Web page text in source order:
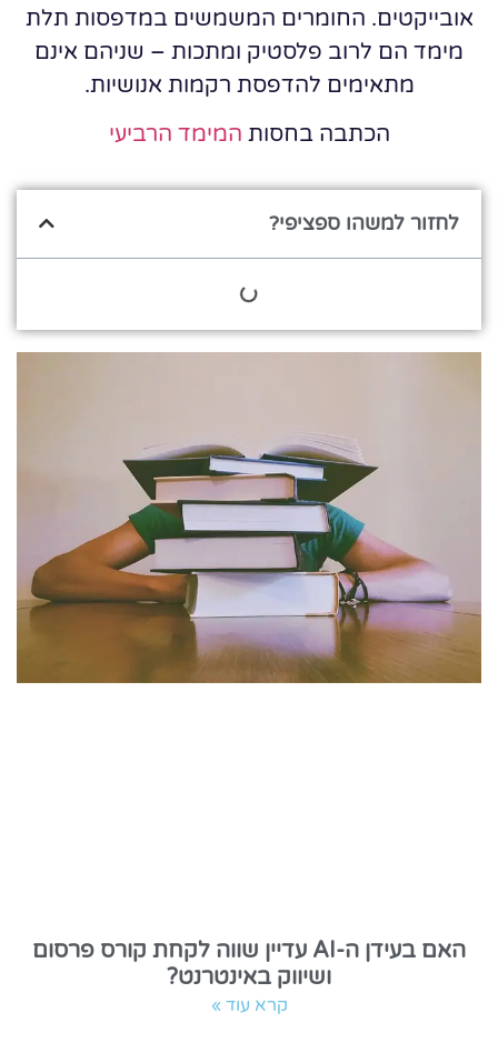
אובייקטים. החומרים המשמשים במדפסות תלת
מימד הם לרוב פלסטיק ומתכות – שניהם אינם
מתאימים להדפסת רקמות אנושיות.
הכתבה בחסות המימד הרביעי
לחזור למשהו ספציפי?
האם בעידן ה-AI עדיין שווה לקחת קורס פרסום
ושיווק באינטרנט?
קרא עוד »